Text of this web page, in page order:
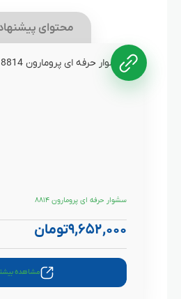
محتوای
سشوار حرفه ای پرومارون ۸۸۱۴
۹,۶۵۲,۰۰۰تومان
مشاهده